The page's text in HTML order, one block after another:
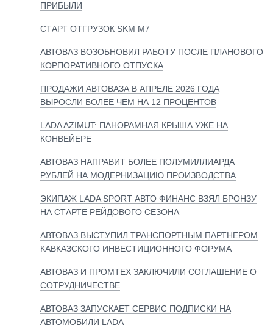
ПРИБЫЛИ
СТАРТ ОТГРУЗОК SKM М7
АВТОВАЗ ВОЗОБНОВИЛ РАБОТУ ПОСЛЕ ПЛАНОВОГО
КОРПОРАТИВНОГО ОТПУСКА
ПРОДАЖИ АВТОВАЗА В АПРЕЛЕ 2026 ГОДА
ВЫРОСЛИ БОЛЕЕ ЧЕМ НА 12 ПРОЦЕНТОВ
LADA AZIMUT: ПАНОРАМНАЯ КРЫША УЖЕ НА
КОНВЕЙЕРЕ
АВТОВАЗ НАПРАВИТ БОЛЕЕ ПОЛУМИЛЛИАРДА
РУБЛЕЙ НА МОДЕРНИЗАЦИЮ ПРОИЗВОДСТВА
ЭКИПАЖ LADA SPORT АВТО ФИНАНС ВЗЯЛ БРОНЗУ
НА СТАРТЕ РЕЙДОВОГО СЕЗОНА
АВТОВАЗ ВЫСТУПИЛ ТРАНСПОРТНЫМ ПАРТНЕРОМ
КАВКАЗСКОГО ИНВЕСТИЦИОННОГО ФОРУМА
АВТОВАЗ И ПРОМТЕХ ЗАКЛЮЧИЛИ СОГЛАШЕНИЕ О
СОТРУДНИЧЕСТВЕ
АВТОВАЗ ЗАПУСКАЕТ СЕРВИС ПОДПИСКИ НА
АВТОМОБИЛИ LADA